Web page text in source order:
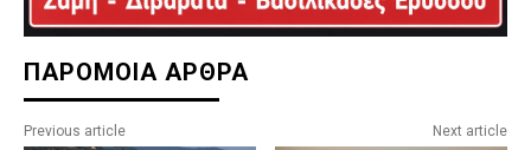
ΠΑΡΟΜΟΙΑ ΑΡΘΡΑ
Previous article Next article